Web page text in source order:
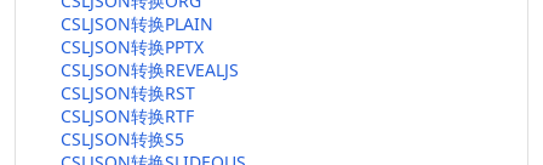
CSLJSON转换PLAIN
CSLJSON转换PPTX
CSLJSON转换REVEALJS
CSLJSON转换RST
CSLJSON转换RTF
CSLJSON转换S5